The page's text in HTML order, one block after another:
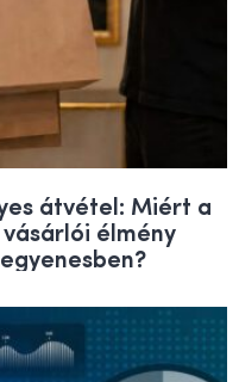
átvétel: Miért a
élmény